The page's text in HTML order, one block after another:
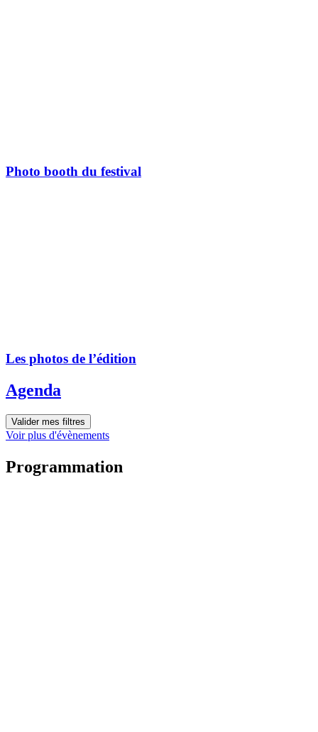
Photo booth du festival
Les photos de l’édition
Agenda
Valider mes filtres
Voir plus d'évènements
Programmation